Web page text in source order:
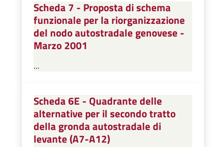
Scheda 7 - Proposta di schema
funzionale per la riorganizzazione
del nodo autostradale genovese -
Marzo 2001
...
Scheda 6E - Quadrante delle
alternative per il secondo tratto
della gronda autostradale di
levante (A7-A12)